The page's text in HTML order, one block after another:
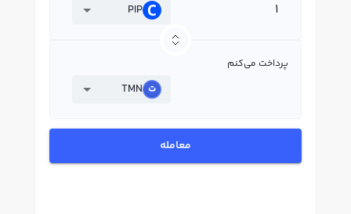
PIP
پرداخت می‌کنم
TMN
معامله